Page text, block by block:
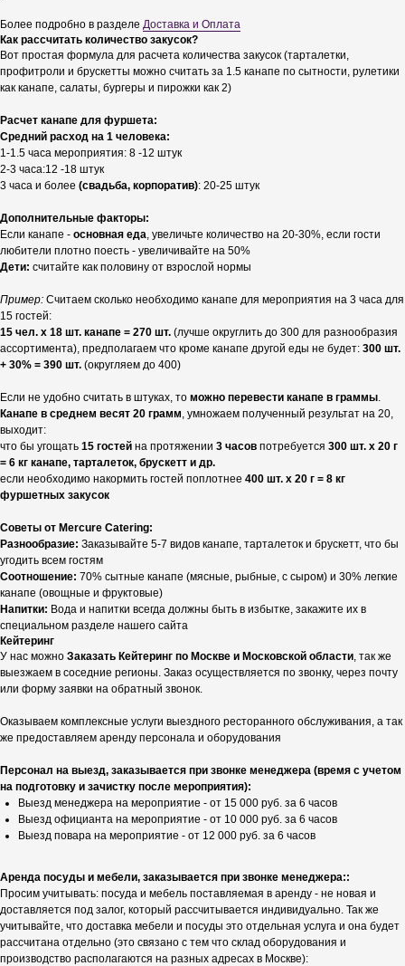
Более подробно в разделе Доставка и Оплата
Как рассчитать количество закусок?
Вот простая формула для расчета количества закусок (тарталетки,
профитроли и брускетты можно считать за 1.5 канапе по сытности, рулетики
как канапе, салаты, бургеры и пирожки как 2)
Расчет канапе для фуршета:
Средний расход на 1 человека:
1-1.5 часа мероприятия: 8 -12 штук
2-3 часа:12 -18 штук
3 часа и более (свадьба, корпоратив): 20-25 штук
Дополнительные факторы:
Если канапе - основная еда, увеличьте количество на 20-30%, если гости
любители плотно поесть - увеличивайте на 50%
Дети: считайте как половину от взрослой нормы
Пример: Считаем сколько необходимо канапе для мероприятия на 3 часа для
15 гостей:
15 чел. х 18 шт. канапе = 270 шт. (лучше округлить до 300 для разнообразия
ассортимента), предполагаем что кроме канапе другой еды не будет: 300 шт.
+ 30% = 390 шт. (округляем до 400)
Если не удобно считать в штуках, то можно перевести канапе в граммы.
Канапе в среднем весят 20 грамм, умножаем полученный результат на 20,
выходит:
что бы угощать 15 гостей на протяжении 3 часов потребуется 300 шт. х 20 г
= 6 кг канапе, тарталеток, брускетт и др.
если необходимо накормить гостей поплотнее 400 шт. х 20 г = 8 кг
фуршетных закусок
Советы от Mercure Catering:
Разнообразие: Заказывайте 5-7 видов канапе, тарталеток и брускетт, что бы
угодить всем гостям
Соотношение: 70% сытные канапе (мясные, рыбные, с сыром) и 30% легкие
канапе (овощные и фруктовые)
Напитки: Вода и напитки всегда должны быть в избытке, закажите их в
специальном разделе нашего сайта
Кейтеринг
У нас можно Заказать Кейтеринг по Москве и Московской области, так же
выезжаем в соседние регионы. Заказ осуществляется по звонку, через почту
или форму заявки на обратный звонок.
Оказываем комплексные услуги выездного ресторанного обслуживания, а так
же предоставляем аренду персонала и оборудования
Персонал на выезд, заказывается при звонке менеджера (время с учетом
на подготовку и зачистку после мероприятия):
Выезд менеджера на мероприятие - от 15 000 руб. за 6 часов
Выезд официанта на мероприятие - от 10 000 руб. за 6 часов
Выезд повара на мероприятие - от 12 000 руб. за 6 часов
Аренда посуды и мебели, заказывается при звонке менеджера::
Просим учитывать: посуда и мебель поставляемая в аренду - не новая и
доставляется под залог, который рассчитывается индивидуально. Так же
учитывайте, что доставка мебели и посуды это отдельная услуга и она будет
рассчитана отдельно (это связано с тем что склад оборудования и
производство располагаются на разных адресах в Москве):